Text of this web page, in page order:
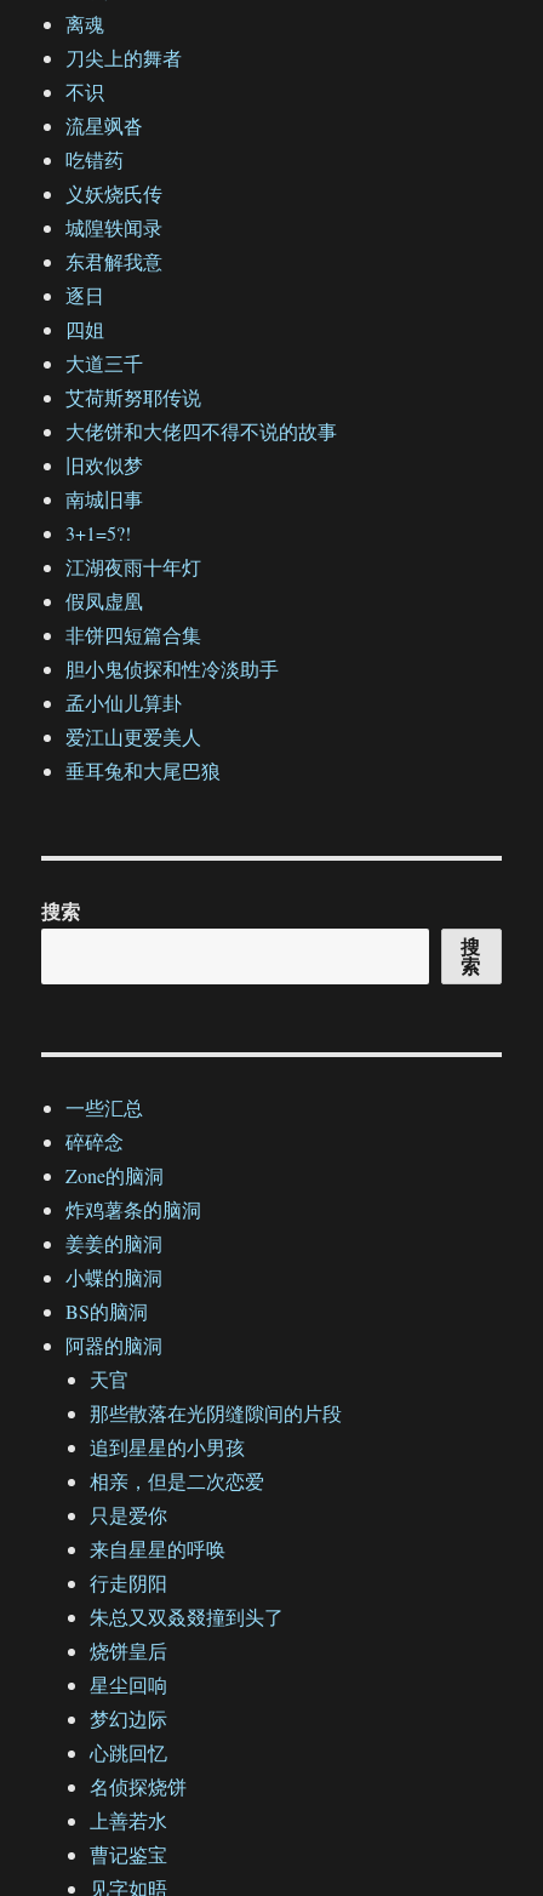
离魂
刀尖上的舞者
不识
流星飒沓
吃错药
义妖烧氏传
城隍轶闻录
东君解我意
逐日
四姐
大道三千
艾荷斯努耶传说
大佬饼和大佬四不得不说的故事
旧欢似梦
南城旧事
3+1=5?!
江湖夜雨十年灯
假凤虚凰
非饼四短篇合集
胆小鬼侦探和性冷淡助手
孟小仙儿算卦
爱江山更爱美人
垂耳兔和大尾巴狼
搜索
搜
索
一些汇总
碎碎念
Zone的脑洞
炸鸡薯条的脑洞
姜姜的脑洞
小蝶的脑洞
BS的脑洞
阿器的脑洞
天官
那些散落在光阴缝隙间的片段
追到星星的小男孩
相亲，但是二次恋爱
只是爱你
来自星星的呼唤
行走阴阳
朱总又双叒叕撞到头了
烧饼皇后
星尘回响
梦幻边际
心跳回忆
名侦探烧饼
上善若水
曹记鉴宝
见字如晤